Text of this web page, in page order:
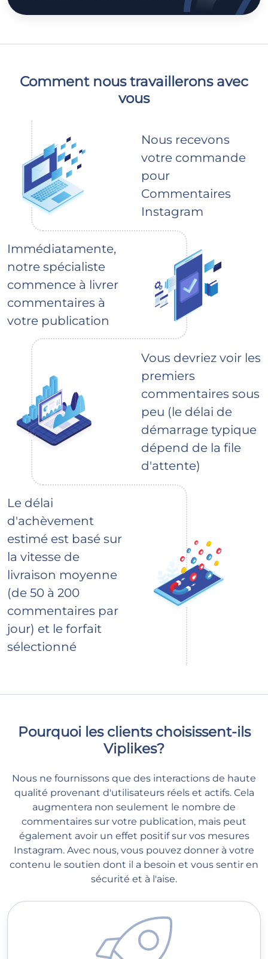
Comment nous travaillerons avec
vous
Nous recevons
votre commande
pour
Commentaires
Instagram
Immédiatamente,
notre spécialiste
commence à livrer
commentaires à
votre publication
Vous devriez voir les
premiers
commentaires sous
peu (le délai de
démarrage typique
dépend de la file
d'attente)
Le délai
d'achèvement
estimé est basé sur
la vitesse de
livraison moyenne
(de 50 à 200
commentaires par
jour) et le forfait
sélectionné
Pourquoi les clients choisissent-ils
Viplikes?
Nous ne fournissons que des interactions de haute
qualité provenant d'utilisateurs réels et actifs. Cela
augmentera non seulement le nombre de
commentaires sur votre publication, mais peut
également avoir un effet positif sur vos mesures
Instagram. Avec nous, vous pouvez donner à votre
contenu le soutien dont il a besoin et vous sentir en
sécurité et à l'aise.